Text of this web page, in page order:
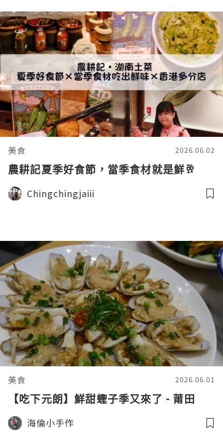
美食 2026.06.02
農耕記夏季好食節，當季食材就是鮮🥂
Chingchingjaiii
美食 2026.06.01
【吃下元朗】鮮甜蟶子季又來了 - 莆田
海倫小手作